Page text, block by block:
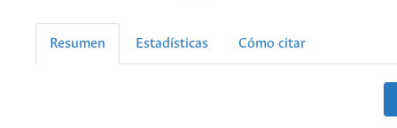
Resumen Estadísticas Cómo citar